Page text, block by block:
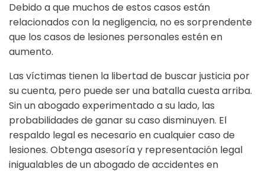
Debido a que muchos de estos casos están
relacionados con la negligencia, no es sorprendente
que los casos de lesiones personales estén en
aumento.
Las víctimas tienen la libertad de buscar justicia por
su cuenta, pero puede ser una batalla cuesta arriba.
Sin un abogado experimentado a su lado, las
probabilidades de ganar su caso disminuyen. El
respaldo legal es necesario en cualquier caso de
lesiones. Obtenga asesoría y representación legal
inigualables de un abogado de accidentes en